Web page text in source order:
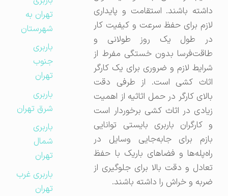
داشته باشند. استقامت و پایداری
لازم برای حفظ سرعت و کیفیت کار
در طول یک روز طولانی و
طاقت‌فرسا بدون خستگی مفرط از
شرایط لازم و ضروری برای یک کارگر
اثاث کشی است. از طرفی دقت
بالای کارگر در حمل اثاثیه از اهمیت
زیادی در اثاث کشی برخوردار است
و کارگران باربری بایستی توانایی
بازم برای جابه‌جایی وسایل در
راه‌پله‌ها و فضاهای باریک با حفظ
تعادل و دقت بالا برای جلوگیری از
ضربه و خراش را داشته باشند.
تهران به
شهرستان
باربری
جنوب
تهران
باربری
شرق تهران
باربری
شمال
تهران
باربری غرب
تهران